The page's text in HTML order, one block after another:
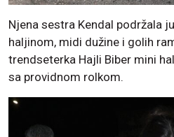
Njena sestra Kendal podržala
haljinom, midi dužine i golih
trendseterka Hajli Biber mini
sa providnom rolkom.